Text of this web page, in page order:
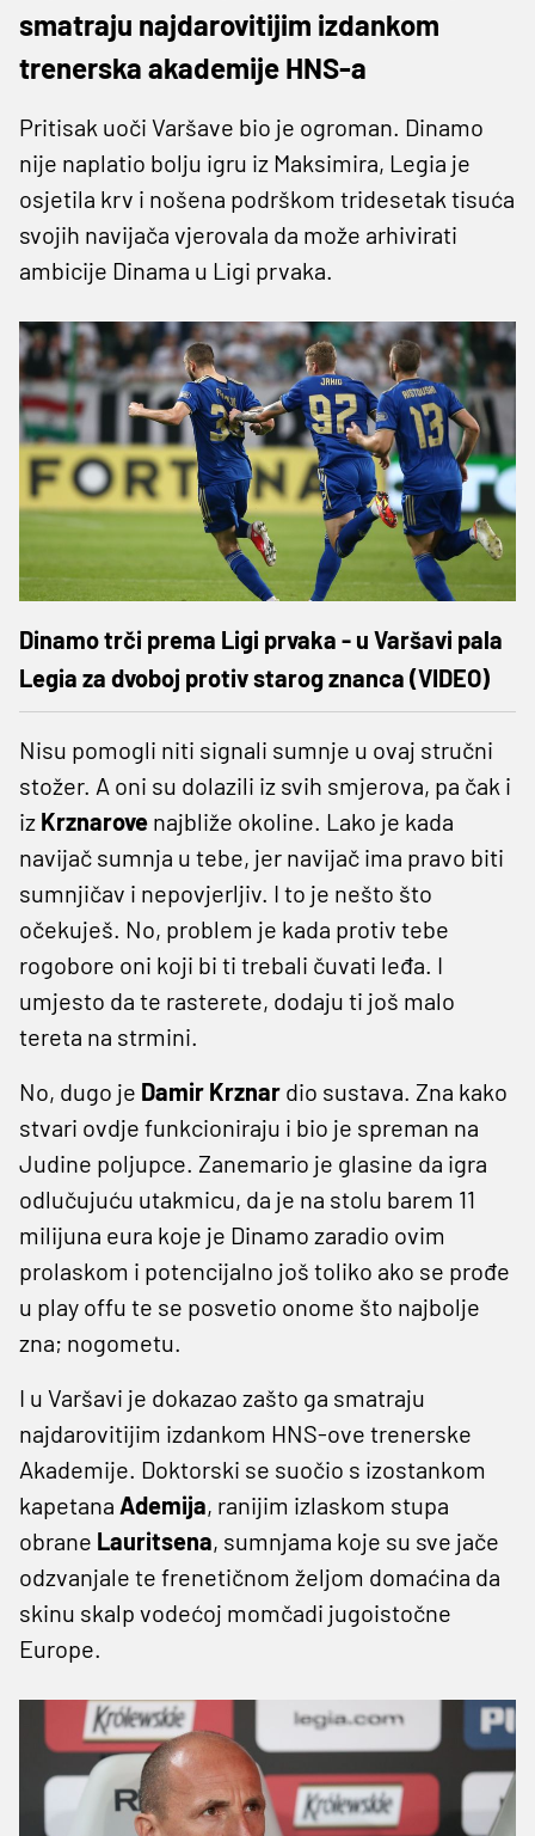
smatraju najdarovitijim izdankom
trenerska akademije HNS-a
Pritisak uoči Varšave bio je ogroman. Dinamo
nije naplatio bolju igru iz Maksimira, Legia je
osjetila krv i nošena podrškom tridesetak tisuća
svojih navijača vjerovala da može arhivirati
ambicije Dinama u Ligi prvaka.
Dinamo trči prema Ligi prvaka - u Varšavi pala
Legia za dvoboj protiv starog znanca (VIDEO)
Nisu pomogli niti signali sumnje u ovaj stručni
stožer. A oni su dolazili iz svih smjerova, pa čak i
iz Krznarove najbliže okoline. Lako je kada
navijač sumnja u tebe, jer navijač ima pravo biti
sumnjičav i nepovjerljiv. I to je nešto što
očekuješ. No, problem je kada protiv tebe
rogobore oni koji bi ti trebali čuvati leđa. I
umjesto da te rasterete, dodaju ti još malo
tereta na strmini.
No, dugo je Damir Krznar dio sustava. Zna kako
stvari ovdje funkcioniraju i bio je spreman na
Judine poljupce. Zanemario je glasine da igra
odlučujuću utakmicu, da je na stolu barem 11
milijuna eura koje je Dinamo zaradio ovim
prolaskom i potencijalno još toliko ako se prođe
u play offu te se posvetio onome što najbolje
zna; nogometu.
I u Varšavi je dokazao zašto ga smatraju
najdarovitijim izdankom HNS-ove trenerske
Akademije. Doktorski se suočio s izostankom
kapetana Ademija, ranijim izlaskom stupa
obrane Lauritsena, sumnjama koje su sve jače
odzvanjale te frenetičnom željom domaćina da
skinu skalp vodećoj momčadi jugoistočne
Europe.